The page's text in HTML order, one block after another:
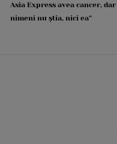
Asia Express avea cancer, dar
nimeni nu știa, nici ea”